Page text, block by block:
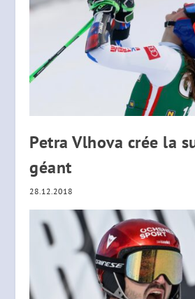
Petra Vlhova crée la
géant
28.12.2018